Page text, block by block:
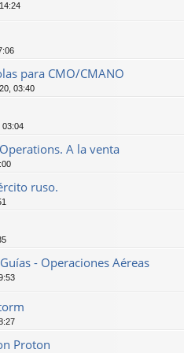
para CMO/CMANO
03:40
03:04
A la venta
ruso.
- Operaciones Aéreas
Proton